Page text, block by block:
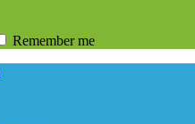
Remember me